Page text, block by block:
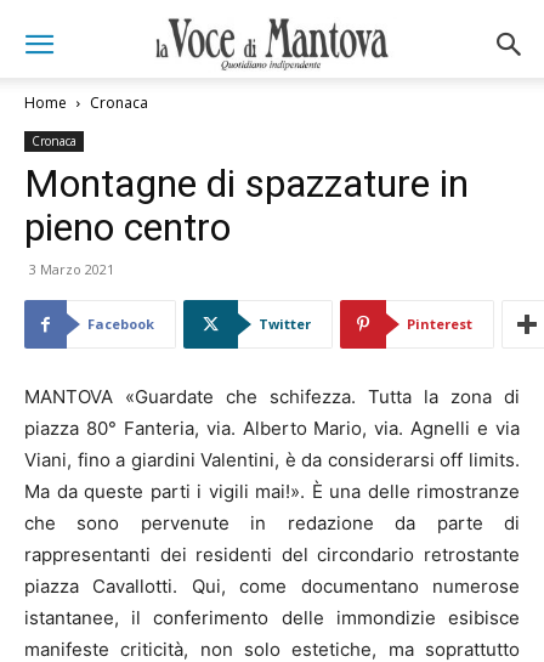
Home Cronaca
Cronaca
Montagne di spazzature in
pieno centro
3 Marzo 2021
Facebook Twitter Pinterest
MANTOVA «Guardate che schifezza. Tutta la zona di
piazza 80° Fanteria, via. Alberto Mario, via. Agnelli e via
Viani, fino a giardini Valentini, è da considerarsi off limits.
Ma da queste parti i vigili mai!». È una delle rimostranze
che sono pervenute in redazione da parte di
rappresentanti dei residenti del circondario retrostante
piazza Cavallotti. Qui, come documentano numerose
istantanee, il conferimento delle immondizie esibisce
manifeste criticità, non solo estetiche, ma soprattutto